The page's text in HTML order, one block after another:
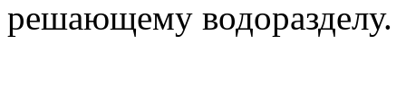
решающему водоразделу.